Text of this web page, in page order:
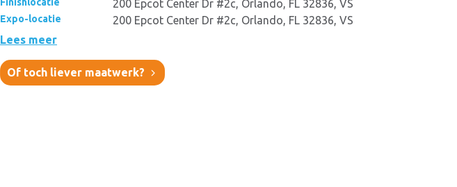
Finishlocatie 200 Epcot Center Dr #2c, Orlando, FL 32836, VS
Expo-locatie
200 Epcot Center Dr #2c, Orlando, FL 32836, VS
Lees meer
Of toch liever maatwerk?